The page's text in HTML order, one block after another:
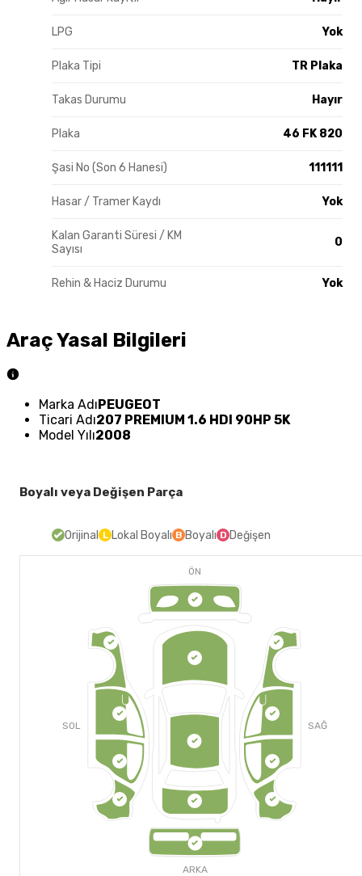
LPG Yok
Plaka Tipi TR Plaka
Takas Durumu Hayır
Plaka 46 FK 820
Şasi No (Son 6 Hanesi) 111111
Hasar / Tramer Kaydı Yok
Kalan Garanti Süresi / KM
Sayısı
0
Rehin & Haciz Durumu Yok
Araç Yasal Bilgileri
Marka AdıPEUGEOT
Ticari Adı207 PREMIUM 1.6 HDI 90HP 5K
Model Yılı2008
Boyalı veya Değişen Parça
Orijinal L Lokal Boyalı B Boyalı D Değişen
ÖN
SOL SAĞ
ARKA